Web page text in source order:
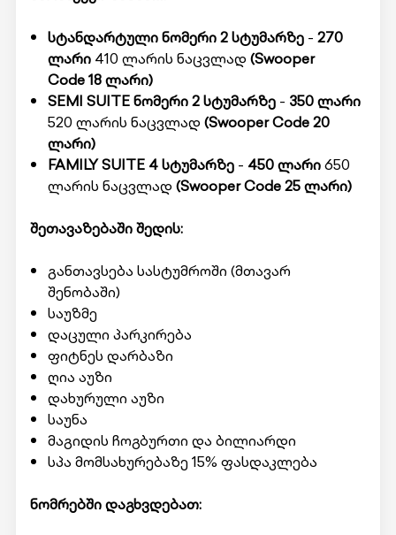
სტანდარტული ნომერი 2 სტუმარზე- 270
ლარი410 ლარის ნაცვლად (Swooper
Code 18 ლარი)
SEMI SUITE ნომერი 2 სტუმარზე- 350 ლარი
520 ლარის ნაცვლად (Swooper Code 20
ლარი)
FAMILY SUITE 4 სტუმარზე- 450 ლარი650
ლარის ნაცვლად (Swooper Code25 ლარი)
შეთავაზებაში შედის:
განთავსება სასტუმროში (მთავარ
შენობაში)
საუზმე
დაცული პარკირება
ფიტნეს დარბაზი
ღია აუზი
დახურული აუზი
საუნა
მაგიდის ჩოგბურთი და ბილიარდი
სპა მომსახურებაზე 15% ფასდაკლება
ნომრებში დაგხვდებათ: